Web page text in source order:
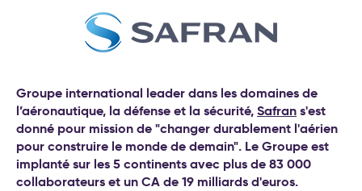
Test déploiement stratégique
: votre méthode de pilotage
est-elle vraiment efficace ?
Séminaire d′engagement
stratégique
Conseil et accompagnement
travail
Formations intelligence
artificielle générative
Groupe international leader dans les domaines de
l’aéronautique, la défense et la sécurité,Safrans'est
donné pour mission de "changer durablement l'aérien
pour construire le monde de demain". Le Groupe est
implanté sur les 5 continents avec plus de 83 000
collaborateurs et un CA de 19 milliards d'euros.